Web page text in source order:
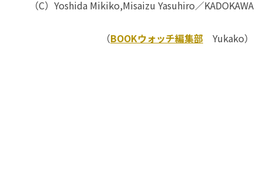
（C）Yoshida Mikiko,Misaizu Yasuhiro／KADOKAWA
（BOOKウォッチ編集部 Yukako）